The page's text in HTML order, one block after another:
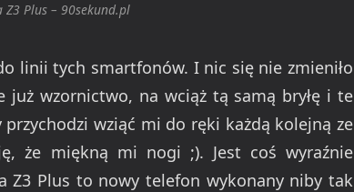
Z3 Plus – 90sekund.pl
linii tych smartfonów. I nic się nie zmieniło
już wzornictwo, na wciąż tą samą bryłę i te
wziąć mi do ręki każdą kolejną ze
że miękną mi nogi ;). Jest coś wyraźnie
Z3 Plus to nowy telefon wykonany niby tak